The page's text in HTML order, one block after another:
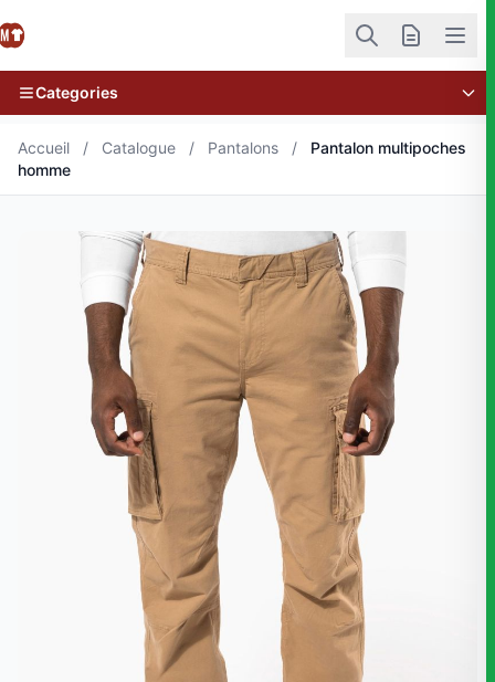
Categories
Accueil / Catalogue / Pantalons /
Pantalon multipoches
homme